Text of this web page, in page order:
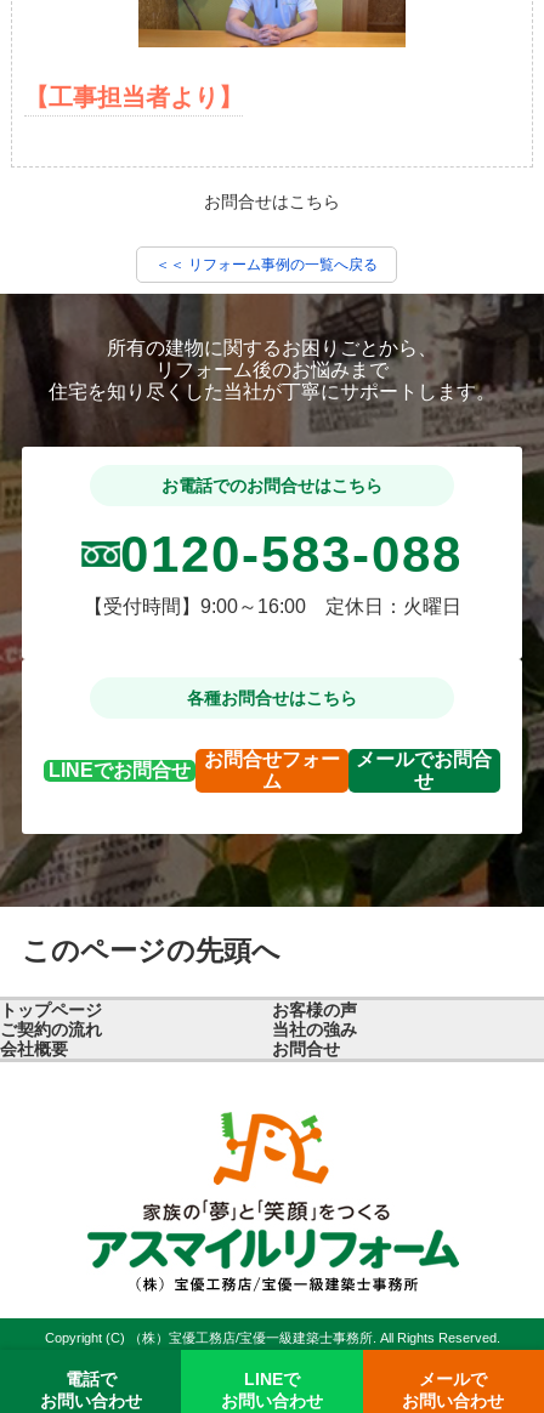
【工事担当者より】
お問合せはこちら
＜＜ リフォーム事例の一覧へ戻る
所有の建物に関するお困りごとから、
リフォーム後のお悩みまで
住宅を知り尽くした当社が丁寧にサポートします。
お電話でのお問合せはこちら
0120-583-088
【受付時間】9:00～16:00 定休日：火曜日
各種お問合せはこちら
LINEでお問合せ
お問合せフォー
ム
メールでお問合
せ
このページの先頭へ
トップページ
お客様の声
ご契約の流れ
当社の強み
会社概要
お問合せ
Copyright (C) （株）宝優工務店/宝優一級建築士事務所. All Rights Reserved.
電話で
お問い合わせ
LINEで
お問い合わせ
メールで
お問い合わせ